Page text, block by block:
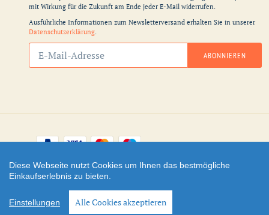
mit Wirkung für die Zukunft am Ende jeder E-Mail widerrufen.
Ausführliche Informationen zum Newsletterversand erhalten Sie in unserer
Datenschutzerklärung.
Abonnieren
Sie
unsere
ABONNIEREN
Zahlungsarten
FacebookInstagramYouTube
VersaCommerce.
Diese Webseite nutzt Cookies um Ihnen das bestmögliche
Einkaufserlebnis zu bieten.
Einstellungen Alle Cookies akzeptieren